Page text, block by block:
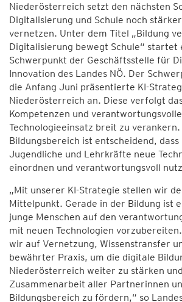
Niederösterreich setzt den nächsten
Digitalisierung und Schule noch
vernetzen. Unter dem Titel „Bildung
Digitalisierung bewegt Schule“ startet
Schwerpunkt der Geschäftsstelle für
Innovation des Landes NÖ. Der
die Anfang Juni präsentierte KI-
Niederösterreich an. Diese verfolgt
Kompetenzen und
Technologieeinsatz breit zu verankern.
Bildungsbereich ist entscheidend, dass
Jugendliche und Lehrkräfte neue
einordnen und verantwortungsvoll
„Mit unserer KI-Strategie stellen wir
Mittelpunkt. Gerade in der Bildung ist
junge Menschen auf den
mit neuen Technologien
wir auf Vernetzung, Wissenstransfer
bewährter Praxis, um die digitale
Niederösterreich weiter zu stärken
Zusammenarbeit aller Partnerinnen
Bildungsbereich zu fördern,“ so